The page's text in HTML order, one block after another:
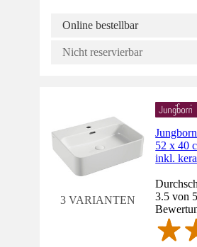
Online bestellbar
Nicht reservierbar
3 VARIANTEN
52 x 40
inkl.
3.5 von